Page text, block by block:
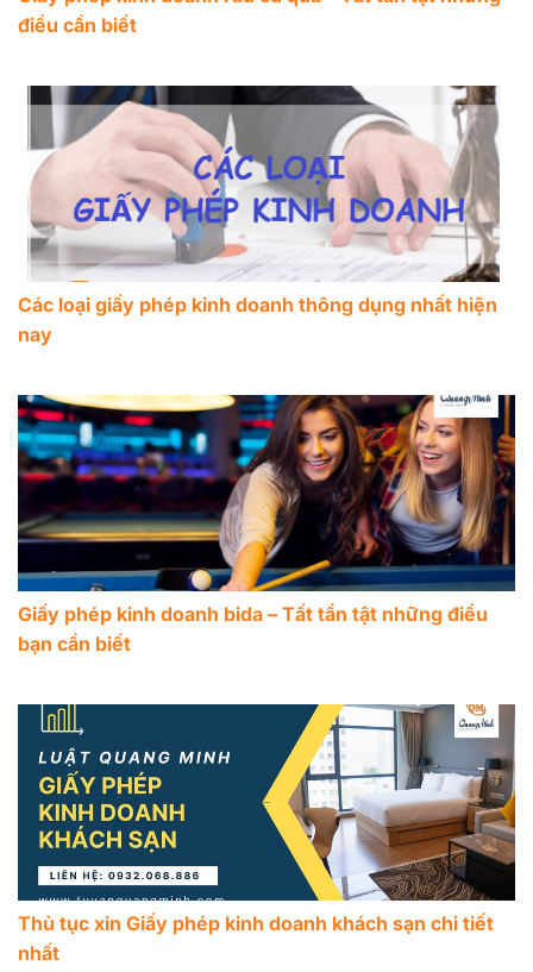
điều cần biết
Các loại giấy phép kinh doanh thông dụng nhất hiện
nay
Giấy phép kinh doanh bida – Tất tần tật những điều
bạn cần biết
Thủ tục xin Giấy phép kinh doanh khách sạn chi tiết
nhất